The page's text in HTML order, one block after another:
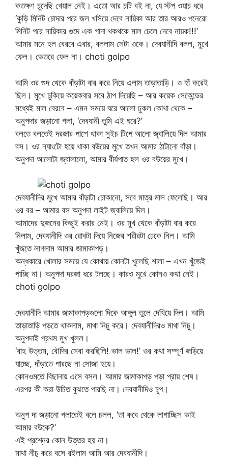
কতক্ষণ চুদেছি খেয়াল নেই। এতো আর চটি বই না, যে স্টপ ওয়াচ ধরে
‘কুড়ি মিনিট চোদার পরে জল খসিয়ে দেবে নায়িকা আর তার আরও পনেরো
মিনিট পরে নায়িকার গুদে এক গাদা থকথকে মাল ঢেলে দেবে নায়ক!!!’
আমার মনে হল বেরবে এবার, বললাম সেটা ওকে। দেবযানীদি বলল, মুখে
ফেল। ভেতরে ফেল না। choti golpo
আমি ওর গুদ থেকে বাঁড়াটা বার করে নিয়ে এলাম তাড়াতাড়ি। ও হাঁ করেই
ছিল। মুখে ঢুকিয়ে কয়েকবার সবে ঠাপ দিয়েছি – আর কয়েক সেকেন্ডের
মধ্যেই মাল বেরবে – এমন সময়ে ঘরে আলো ঢুকল কোথা থেকে –
অনুপদার জড়ানো গলা, ‘দেবযানী তুমি এই ঘরে?’
বলতে বলতেই দরজার পাশে থাকা সুইচ টিপে আলো জ্বালিয়ে দিল আমার
বস। ওর ন্যাংটো হয়ে থাকা বউয়ের মুখে তখন আমার ঠাটানো বাঁড়া।
অনুপদা আলোটা জ্বালালো, আমার বীর্যপাত হল ওর বউয়ের মুখে।
দেবযানীদির মুখে আমার বাঁড়াটা ঢোকানো, সবে মাত্র মাল ফেলেছি। আর
ওর বর – আমার বস অনুপদা লাইট জ্বালিয়ে দিল।
আমাদের দুজনের কিছুই করার নেই। ওর মুখ থেকে বাঁড়াটা বার করে
নিলাম, দেবযানীদি ওর রোবটা দিয়ে নিজের শরীরটা ঢেকে নিল। আমি
খুঁজতে লাগলাম আমার জামাকাপড়।
অন্ধকারে খোলার সময়ে যে কোথায় কোনটা খুলেছি শালা – এখন খুঁজেই
পাচ্ছি না। অনুপদা দরজা ধরে টলছে। কারও মুখে কোনও কথা নেই।
choti golpo
দেবযানীদি আমার জামাকাপড়গুলো দিকে আঙ্গুল তুলে দেখিয়ে দিল। আমি
তাড়াতাড়ি পড়তে থাকলাম, মাথা নিচু করে। দেবযানীদিরও মাথা নিচু।
অনুপদাই প্রথম মুখ খুলল।
‘বাহ উত্তম, বৌদির সেবা করছিলি! ভাল ভাল!’ ওর কথা সম্পূর্ণ জড়িয়ে
যাচ্ছে, দাঁড়াতে পারছে না সোজা হয়ে।
কোনওমতে বিছানায় এসে বসল। আমার জামাকাপড় পড়া প্রায় শেষ।
এরপর কী করা উচিত বুঝতে পারছি না। দেবযানীদিও চুপ।
অনুপ দা জড়ানো গলাতেই বলে চলল, ‘তা কবে থেকে লাগাচ্ছিস ভাই
আমার বউকে?’
এই প্রশ্নের কোন উত্তর হয় না।
মাথা নীচু করে বসে রইলাম আমি আর দেবযানীদি।